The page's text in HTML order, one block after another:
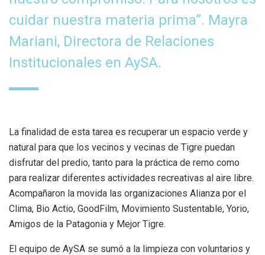
cuidar nuestra materia prima”. Mayra
Mariani, Directora de Relaciones
Institucionales en AySA.
La finalidad de esta tarea es recuperar un espacio verde y
natural para que los vecinos y vecinas de Tigre puedan
disfrutar del predio, tanto para la práctica de remo como
para realizar diferentes actividades recreativas al aire libre.
Acompañaron la movida las organizaciones Alianza por el
Clima, Bio Actio, GoodFilm, Movimiento Sustentable, Yorio,
Amigos de la Patagonia y Mejor Tigre.
El equipo de AySA se sumó a la limpieza con voluntarios y